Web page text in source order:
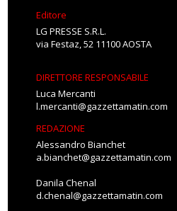
Editore
LG PRESSE S.R.L.
via Festaz, 52 11100 AOSTA
DIRETTORE RESPONSABILE
Luca Mercanti
l.mercanti@gazzettamatin.com
REDAZIONE
Alessandro Bianchet
a.bianchet@gazzettamatin.com
Danila Chenal
d.chenal@gazzettamatin.com